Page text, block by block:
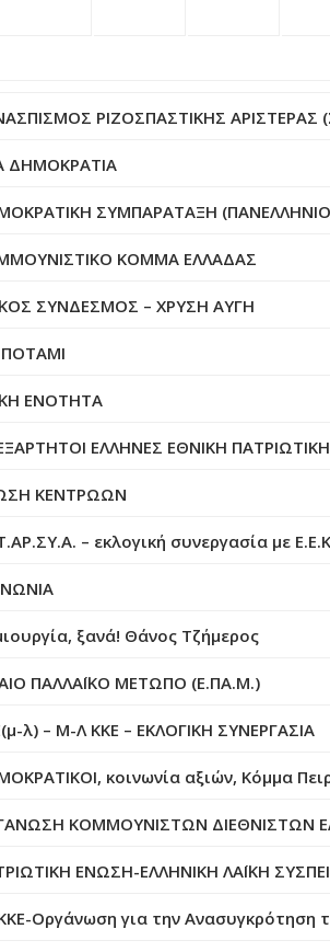
ΡΙΖΟΣΠΑΣΤΙΚΗΣ ΑΡΙΣΤΕΡΑΣ
ΔΗΜΟΚΡΑΤΙΑ
ΣΥΜΠΑΡΑΤΑΞΗ
ΚΟΜΜΑ ΕΛΛΑΔΑΣ
ΣΥΝΔΕΣΜΟΣ – ΧΡΥΣΗ ΑΥΓΗ
ΕΝΟΤΗΤΑ
ΕΛΛΗΝΕΣ ΕΘΝΙΚΗ
ΚΕΝΤΡΩΩΝ
– εκλογική συνεργασία με
ξανά! Θάνος Τζήμερος
ΠΑΛΛΑΪΚΟ ΜΕΤΩΠΟ (Ε.ΠΑ.Μ.)
λ) – Μ-Λ ΚΚΕ – ΕΚΛΟΓΙΚΗ ΣΥΝΕΡΓΑΣΙΑ
κοινωνία αξιών, Κόμμα
ΚΟΜΜΟΥΝΙΣΤΩΝ ΔΙΕΘΝΙΣΤΩΝ
ΕΝΩΣΗ-ΕΛΛΗΝΙΚΗ ΛΑΪΚΗ
Οργάνωση για την Ανασυγκρότηση